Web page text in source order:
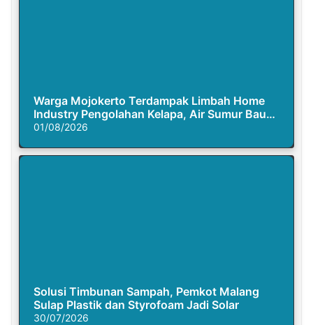
Warga Mojokerto Terdampak Limbah Home
Industry Pengolahan Kelapa, Air Sumur Bau
Busuk
01/08/2026
Solusi Timbunan Sampah, Pemkot Malang
Sulap Plastik dan Styrofoam Jadi Solar
30/07/2026